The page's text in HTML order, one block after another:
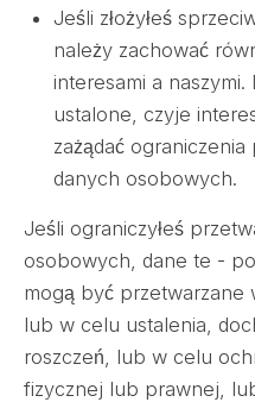
Jeśli złożyłeś
należy zachować
interesami a
ustalone, czyje
zażądać
danych osobowych.
Jeśli ograniczyłeś
osobowych, dane te -
mogą być przetwarzane
lub w celu ustalenia,
roszczeń, lub w celu
fizycznej lub prawnej,